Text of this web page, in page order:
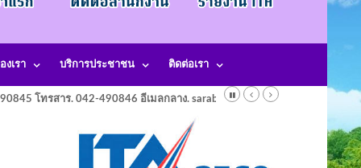
งเรา บริการประชาชน ติดต่อเรา
โทรสาร. 042-490846 อีเมลกลาง. saraban@laotangkham.go.th